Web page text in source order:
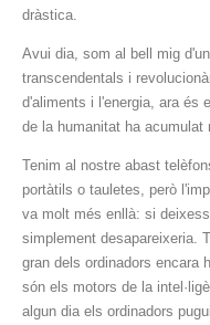
dràstica.
Avui dia, som al bell mig
transcendentals i
d'aliments i l'energia, ara és
de la humanitat ha
Tenim al nostre abast
portàtils o tauletes, però
va molt més enllà: si
simplement desapareixeria.
gran dels ordinadors encara
són els motors de la
algun dia els ordinadors